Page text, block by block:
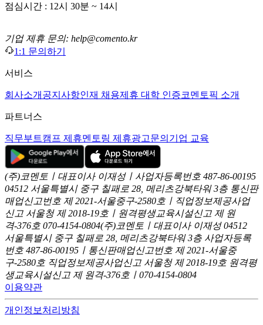
점심시간 : 12시 30분 ~ 14시
기업 제휴 문의: help@comento.kr
1:1 문의하기
서비스
회사소개 공지사항인재 채용제휴 대학 인증코멘토픽 소개
파트너스
직무부트캠프 제휴멘토링 제휴광고문의 기업 교육
(주)코멘토ㅣ대표이사 이재성ㅣ사업자등록번호 487-86-00195
04512 서울특별시 중구 칠패로 28, 메리츠강북타워 3층 통신판
매업신고번호 제 2021-서울중구-2580호ㅣ직업정보제공사업
신고 서울청 제 2018-19호ㅣ원격평생교육시설신고 제 원
격-376호 070-4154-0804(주)코멘토ㅣ대표이사 이재성 04512
서울특별시 중구 칠패로 28, 메리츠강북타워 3층 사업자등록
번호 487-86-00195ㅣ통신판매업신고번호 제 2021-서울중
구-2580호 직업정보제공사업신고 서울청 제 2018-19호 원격평
생교육시설신고 제 원격-376호ㅣ070-4154-0804
이용약관
개인정보처리방침